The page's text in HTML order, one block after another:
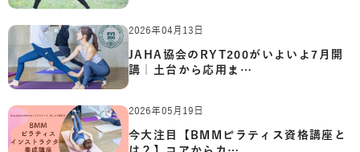
2026年04月13日
JAHA協会のRYT200がいよいよ7月開
講｜土台から応用ま…
2026年05月19日
今大注目【BMMピラティス資格講座と